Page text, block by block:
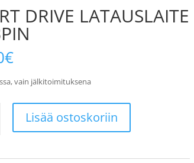
DRIVE LATAUSLAITE
€
vain jälkitoimituksena
Lisää ostoskoriin